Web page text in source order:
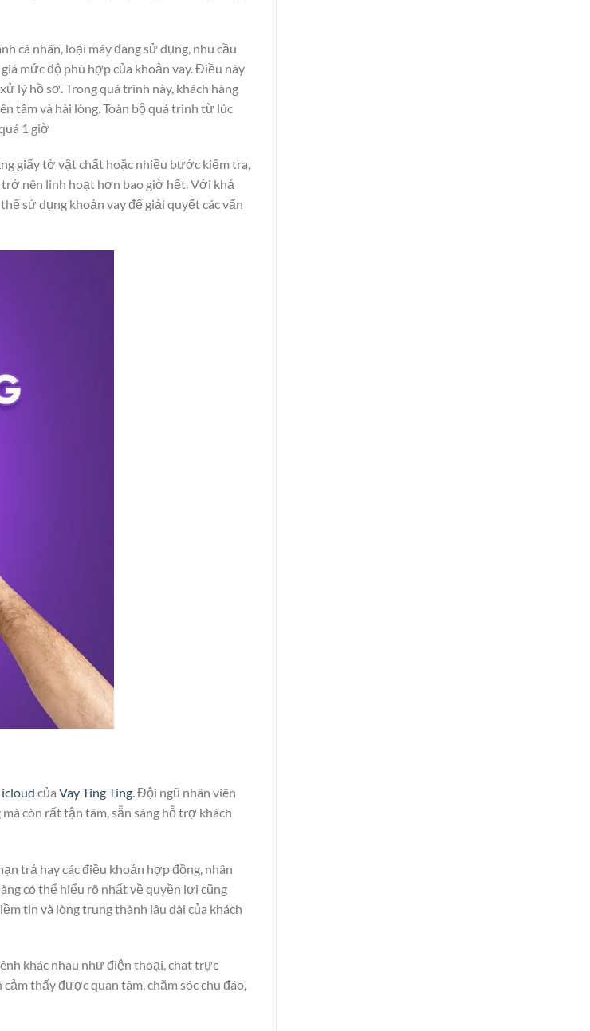
cá nhân, loại máy đang sử dụng, nhu cầu
mức độ phù hợp của khoản vay. Điều này
lý hồ sơ. Trong quá trình này, khách hàng
tâm và hài lòng. Toàn bộ quá trình từ lúc
1 giờ
giấy tờ vật chất hoặc nhiều bước kiểm tra,
nên linh hoạt hơn bao giờ hết. Với khả
sử dụng khoản vay để giải quyết các vấn
của Vay Ting Ting . Đội ngũ nhân viên
còn rất tận tâm, sẵn sàng hỗ trợ khách
trả hay các điều khoản hợp đồng, nhân
có thể hiểu rõ nhất về quyền lợi cũng
tin và lòng trung thành lâu dài của khách
khác nhau như điện thoại, chat trực
thấy được quan tâm, chăm sóc chu đáo,